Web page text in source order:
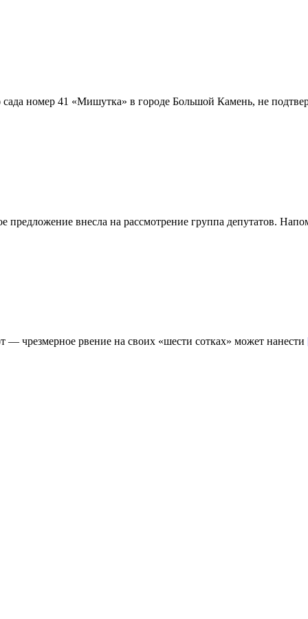
номер 41 «Мишутка» в городе Большой Камень, не
внесла на рассмотрение группа депутатов.
— чрезмерное рвение на своих «шести сотках» может нанести